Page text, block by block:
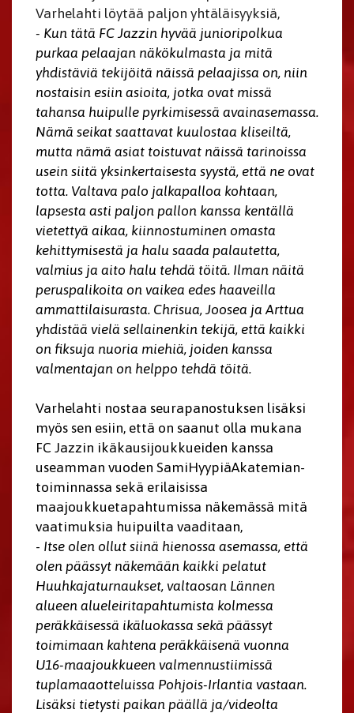
Varhelahti löytää paljon yhtäläisyyksiä,
- Kun tätä FC Jazzin hyvää junioripolkua
purkaa pelaajan näkökulmasta ja mitä
yhdistäviä tekijöitä näissä pelaajissa on, niin
nostaisin esiin asioita, jotka ovat missä
tahansa huipulle pyrkimisessä avainasemassa.
Nämä seikat saattavat kuulostaa kliseiltä,
mutta nämä asiat toistuvat näissä tarinoissa
usein siitä yksinkertaisesta syystä, että ne ovat
totta. Valtava palo jalkapalloa kohtaan,
lapsesta asti paljon pallon kanssa kentällä
vietettyä aikaa, kiinnostuminen omasta
kehittymisestä ja halu saada palautetta,
valmius ja aito halu tehdä töitä. Ilman näitä
peruspalikoita on vaikea edes haaveilla
ammattilaisurasta. Chrisua, Joosea ja Arttua
yhdistää vielä sellainenkin tekijä, että kaikki
on fiksuja nuoria miehiä, joiden kanssa
valmentajan on helppo tehdä töitä.
Varhelahti nostaa seurapanostuksen lisäksi
myös sen esiin, että on saanut olla mukana
FC Jazzin ikäkausijoukkueiden kanssa
useamman vuoden SamiHyypiäAkatemian-
toiminnassa sekä erilaisissa
maajoukkuetapahtumissa näkemässä mitä
vaatimuksia huipuilta vaaditaan,
- Itse olen ollut siinä hienossa asemassa, että
olen päässyt näkemään kaikki pelatut
Huuhkajaturnaukset, valtaosan Lännen
alueen alueleiritapahtumista kolmessa
peräkkäisessä ikäluokassa sekä päässyt
toimimaan kahtena peräkkäisenä vuonna
U16-maajoukkueen valmennustiimissä
tuplamaaotteluissa Pohjois-Irlantia vastaan.
Lisäksi tietysti paikan päällä ja/videolta